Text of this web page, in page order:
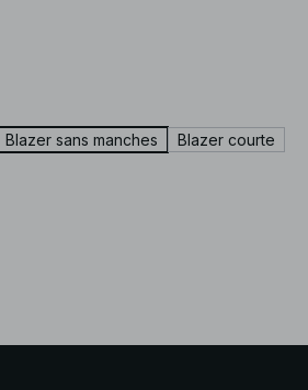
Blazer sans manches Blazer courte